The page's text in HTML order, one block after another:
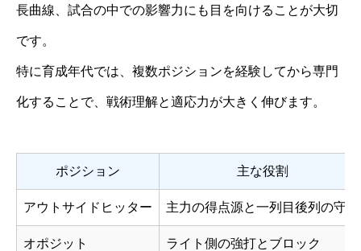
長曲線、試合の中での影響力にも目を向けることが大切
です。
特に育成年代では、複数ポジションを経験してから専門
化することで、戦術理解と適応力が大きく伸びます。
ポジション 主な役割
アウトサイドヒッター 主力の得点源と一列目後列の守備
オポジット ライト側の強打とブロック